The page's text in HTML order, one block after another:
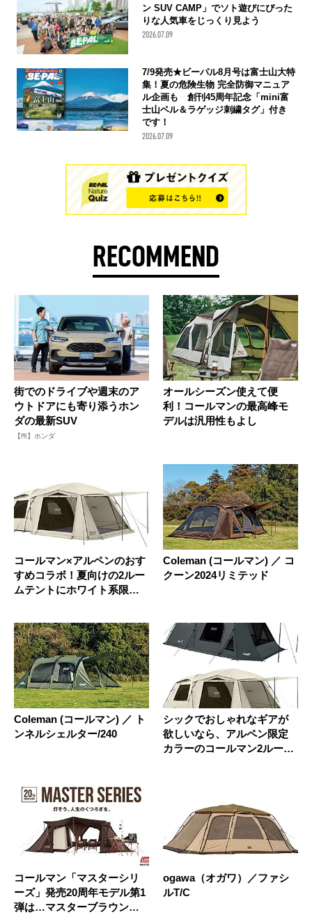
ン SUV CAMP」でソト遊びにぴった
りな人気車をじっくり見よう
2026.07.09
7/9発売★ビーパル8月号は富士山大特
集！夏の危険生物 完全防御マニュア
ル企画も 創刊45周年記念「mini富
士山ベル＆ラゲッジ刺繍タグ」付き
です！
2026.07.09
RECOMMEND
街でのドライブや週末のア
ウトドアにも寄り添うホン
ダの最新SUV
【PR】ホンダ
オールシーズン使えて便
利！コールマンの最高峰モ
デルは汎用性もよし
コールマン×アルペンのおす
すめコラボ！夏向けの2ルー
ムテントにホワイト系限定
Coleman (コールマン) ／ コ
クーン2024リミテッド
Coleman (コールマン) ／ ト
ンネルシェルター/240
シックでおしゃれなギアが
欲しいなら、アルペン限定
カラーのコールマン2ルーム
コールマン「マスターシリ
ーズ」発売20周年モデル第1
弾は…マスターブラウン一
ogawa（オガワ）／ファシ
ルT/C